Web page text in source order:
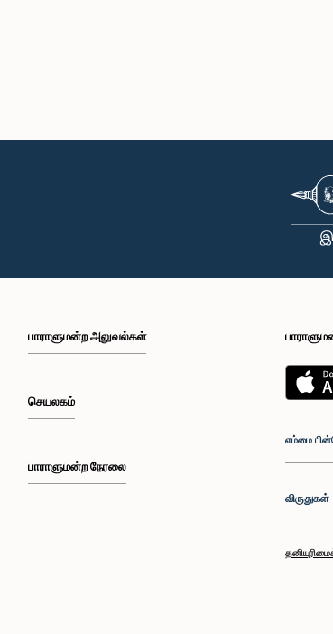
பாராளுமன்ற அலுவல்கள்
செயலகம்
பாராளுமன்ற நேரலை
எம்மை
விருதுகள்